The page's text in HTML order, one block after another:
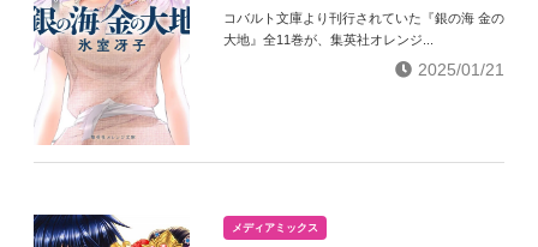
コバルト文庫より刊行されていた『銀の海 金の
大地』全11巻が、集英社オレンジ...
2025/01/21
メディアミックス